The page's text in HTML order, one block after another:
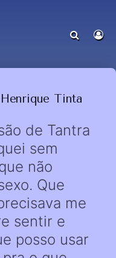
Tinta
de Tantra
sem
não
Que
me
sentir e
posso usar